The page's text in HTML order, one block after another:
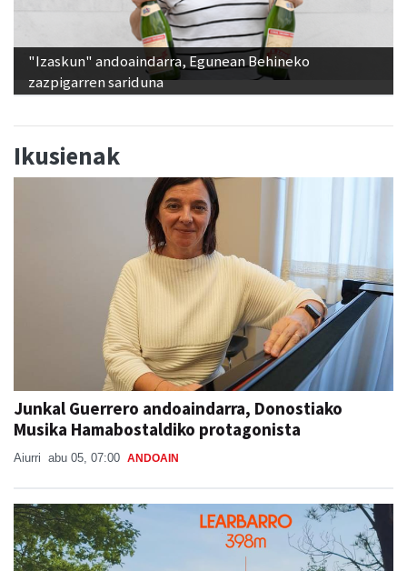
"Izaskun" andoaindarra, Egunean Behineko
zazpigarren sariduna
Ikusienak
Junkal Guerrero andoaindarra, Donostiako
Musika Hamabostaldiko protagonista
Aiurri abu 05, 07:00 ANDOAIN